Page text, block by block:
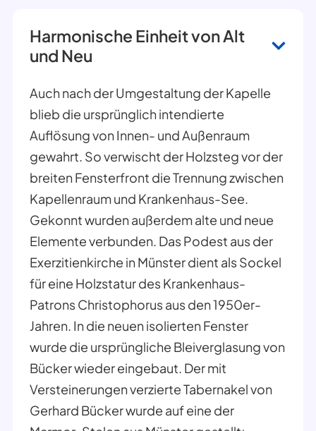
Harmonische Einheit von Alt
und Neu
Auch nach der Umgestaltung der Kapelle
blieb die ursprünglich intendierte
Auflösung von Innen- und Außenraum
gewahrt. So verwischt der Holzsteg vor der
breiten Fensterfront die Trennung zwischen
Kapellenraum und Krankenhaus-See.
Gekonnt wurden außerdem alte und neue
Elemente verbunden. Das Podest aus der
Exerzitienkirche in Münster dient als Sockel
für eine Holzstatur des Krankenhaus-
Patrons Christophorus aus den 1950er-
Jahren. In die neuen isolierten Fenster
wurde die ursprüngliche Bleiverglasung von
Bücker wieder eingebaut. Der mit
Versteinerungen verzierte Tabernakel von
Gerhard Bücker wurde auf eine der